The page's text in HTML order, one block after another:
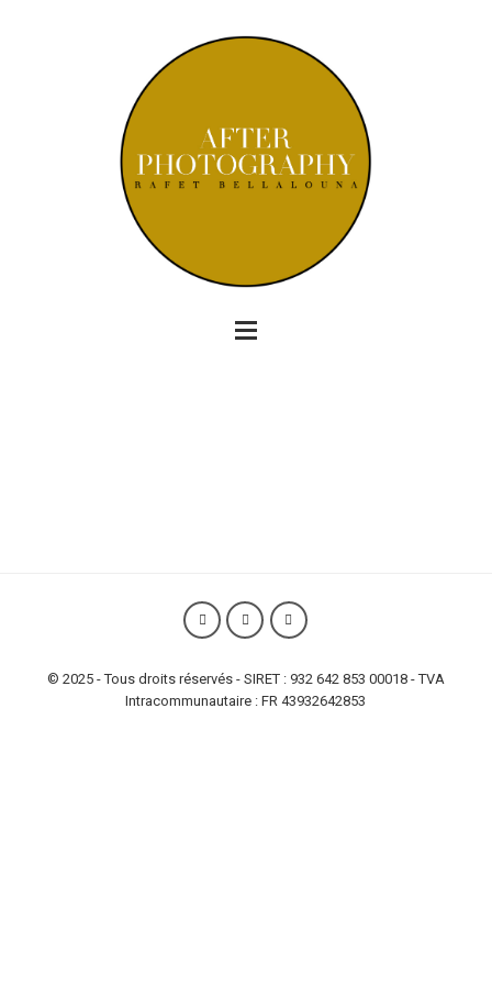
© 2025 - Tous droits réservés - SIRET : 932 642 853 00018 - TVA
Intracommunautaire : FR 43932642853